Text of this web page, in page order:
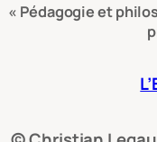
« Pédagogie et